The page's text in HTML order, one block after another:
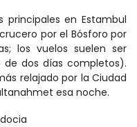
por el Bósforo por
los vuelos suelen ser
de dos días completos).
relajado por la Ciudad
esa noche.